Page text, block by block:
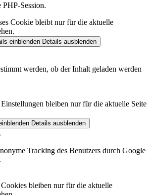
PHP-Session.
Cookie bleibt nur für die aktuelle
einblenden Details ausblenden
werden, ob der Inhalt geladen werden
bleiben nur für die aktuelle Seite
Details ausblenden
Tracking des Benutzers durch Google
bleiben nur für die aktuelle